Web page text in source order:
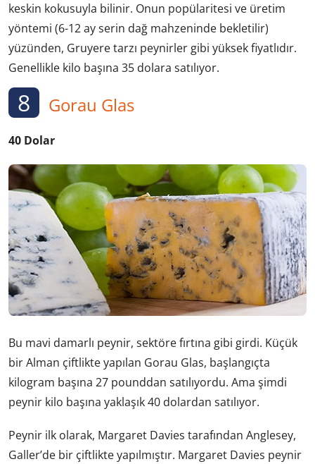
keskin kokusuyla bilinir. Onun popülaritesi ve üretim
yöntemi (6-12 ay serin dağ mahzeninde bekletilir)
yüzünden, Gruyere tarzı peynirler gibi yüksek fiyatlıdır.
Genellikle kilo başına 35 dolara satılıyor.
8 Gorau Glas
40 Dolar
Bu mavi damarlı peynir, sektöre fırtına gibi girdi. Küçük
bir Alman çiftlikte yapılan Gorau Glas, başlangıçta
kilogram başına 27 pounddan satılıyordu. Ama şimdi
peynir kilo başına yaklaşık 40 dolardan satılıyor.
Peynir ilk olarak, Margaret Davies tarafından Anglesey,
Galler’de bir çiftlikte yapılmıştır. Margaret Davies peynir